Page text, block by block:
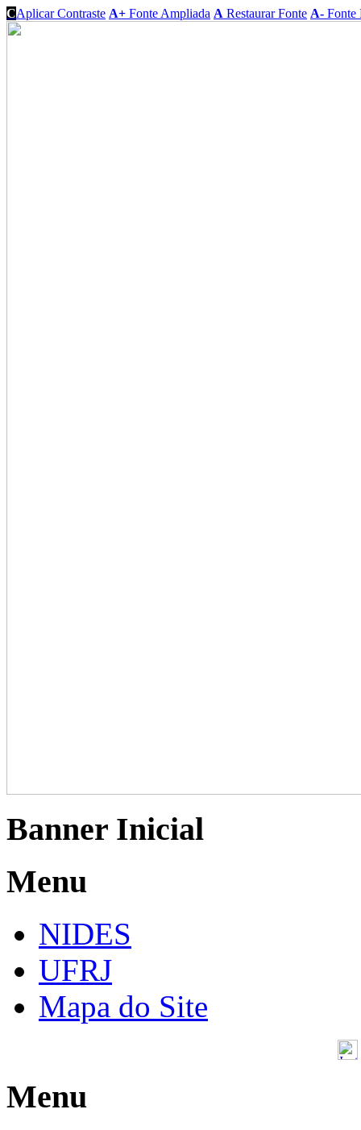
CAplicar Contraste A+ Fonte Ampliada A Restaurar Fonte A- Fonte
Banner Inicial
Menu
NIDES
UFRJ
Mapa do Site
Menu